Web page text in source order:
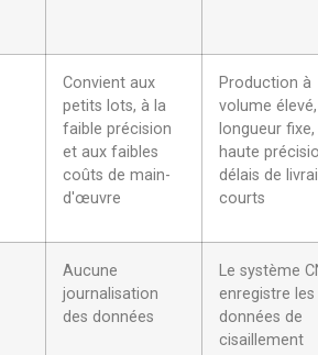
Convient aux
petits lots, à la
faible précision
et aux faibles
coûts de main-
d'œuvre
Production à
volume
longueur fixe,
haute
délais de
courts
Aucune
journalisation
des données
Le système
enregistre les
données de
cisaillement